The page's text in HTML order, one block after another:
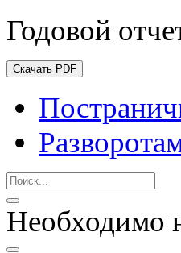
Годовой
Скачать PDF
Необходимо